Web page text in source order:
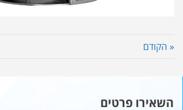
« הקודם
השאירו פרטים